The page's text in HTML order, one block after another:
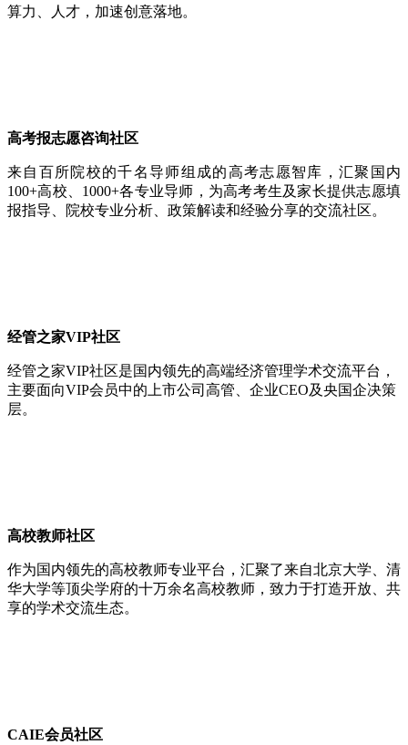
算力、人才，加速创意落地。
高考报志愿咨询社区
来自百所院校的千名导师组成的高考志愿智库，汇聚国内
100+高校、1000+各专业导师，为高考考生及家长提供志愿填
报指导、院校专业分析、政策解读和经验分享的交流社区。
经管之家VIP社区
经管之家VIP社区是国内领先的高端经济管理学术交流平台，
主要面向VIP会员中的上市公司高管、企业CEO及央国企决策
层。
高校教师社区
作为国内领先的高校教师专业平台，汇聚了来自北京大学、清
华大学等顶尖学府的十万余名高校教师，致力于打造开放、共
享的学术交流生态。
CAIE会员社区